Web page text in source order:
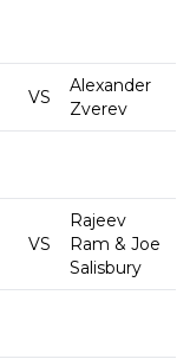
VS
Alexander
Zverev
VS
Rajeev
Ram & Joe
Salisbury